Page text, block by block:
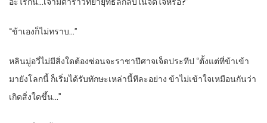
“ข้าเองก็ไม่ทราบ…”
หลินมู่อวี่ไม่มีสิ่งใดต้องซ่อนจะราชาปีศาจเจ็ดประทีป “ตั้งแต่ที่ข้าเข้า
มายังโลกนี้ ก็เริ่มได้รับทักษะเหล่านี้ทีละอย่าง ข้าไม่เข้าใจเหมือนกันว่า
เกิดสิ่งใดขึ้น…”